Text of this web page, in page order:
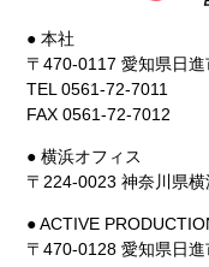
● 本社
〒470-0117 愛知県日
TEL 0561-72-7011
FAX 0561-72-7012
● 横浜オフィス
〒224-0023 神奈川県
● ACTIVE
〒470-0128 愛知県日